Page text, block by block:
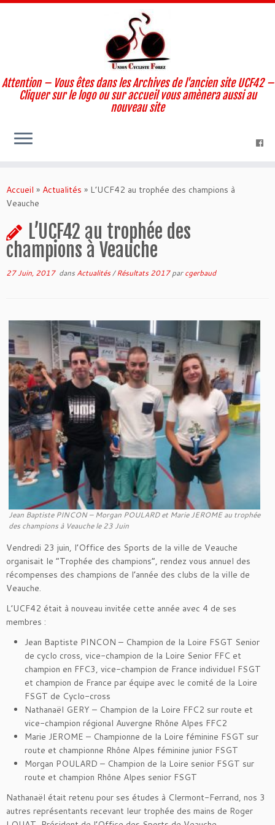
to
content
Attention – Vous êtes dans les Archives de l'ancien site UCF42 –
Cliquer sur le logo ou sur accueil vous amènera aussi au
nouveau site
Accueil » Actualités » L’UCF42 au trophée des champions à
Veauche
L’UCF42 au trophée des
champions à Veauche
27 Juin, 2017dans Actualités/Résultats 2017parcgerbaud
Jean Baptiste PINCON – Morgan POULARD et Marie JEROME au trophée
des champions à Veauche le 23 Juin
Vendredi 23 juin, l’Office des Sports de la ville de Veauche
organisait le “Trophée des champions”, rendez vous annuel des
récompenses des champions de l’année des clubs de la ville de
Veauche.
L’UCF42 était à nouveau invitée cette année avec 4 de ses
membres :
Jean Baptiste PINCON – Champion de la Loire FSGT Senior
de cyclo cross, vice-champion de la Loire Senior FFC et
champion en FFC3, vice-champion de France individuel FSGT
et champion de France par équipe avec le comité de la Loire
FSGT de Cyclo-cross
Nathanaël GERY – Champion de la Loire FFC2 sur route et
vice-champion régional Auvergne Rhône Alpes FFC2
Marie JEROME – Championne de la Loire féminine FSGT sur
route et championne Rhône Alpes féminine junior FSGT
Morgan POULARD – Champion de la Loire senior FSGT sur
route et champion Rhône Alpes senior FSGT
Nathanaël était retenu pour ses études à Clermont-Ferrand, nos 3
autres représentants recevant leur trophée des mains de Roger